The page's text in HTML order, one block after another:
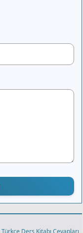
Türkçe Ders Kitabı Cevapları